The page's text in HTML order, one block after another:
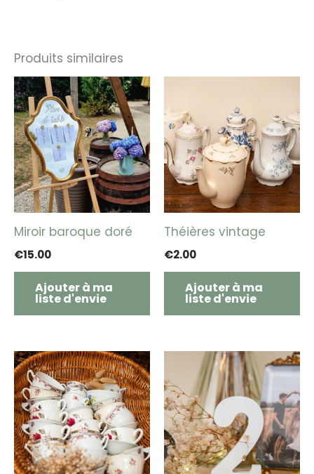
Produits similaires
Miroir baroque doré
€15.00
Ajouter à ma
liste d'envie
Théières vintage
€2.00
Ajouter à ma
liste d'envie